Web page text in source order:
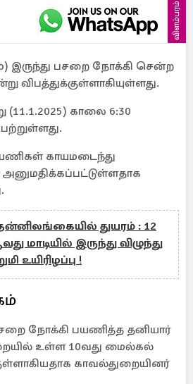
விளம்பரம்
இருந்து பசறை நோக்கி சென்ற
விபத்துக்குள்ளாகியுள்ளது.
(11.1.2025) காலை 6:30
காயமடைந்து
துயரம் : 12
மாடியில் இருந்து விழுந்து
உயிரிழப்பு !
நோக்கி பயணித்த தனியார்
உள்ள 10வது மைல்கல்
காவல்துறையினர்